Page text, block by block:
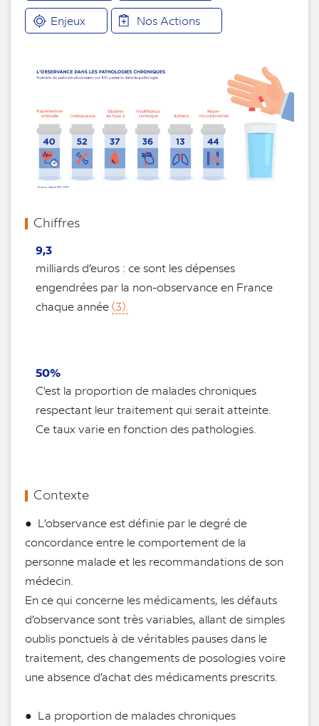
Enjeux Nos Actions
Chiffres
9,3
milliards d’euros : ce sont les dépenses
engendrées par la non-observance en France
chaque année(3).
50%
C'est la proportion de malades chroniques
respectant leur traitement qui serait atteinte.
Ce taux varie en fonction des pathologies.
Contexte
● L’observance est définie par le degré de
concordance entre le comportement de la
personne malade et les recommandations de son
médecin.
En ce qui concerne les médicaments, les défauts
d’observance sont très variables, allant de simples
oublis ponctuels à de véritables pauses dans le
traitement, des changements de posologies voire
une absence d’achat des médicaments prescrits.
● La proportion de malades chroniques